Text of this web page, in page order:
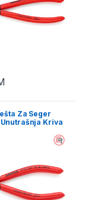
Za Seger
Kriva